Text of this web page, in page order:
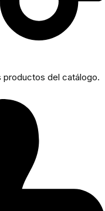
productos del catálogo.